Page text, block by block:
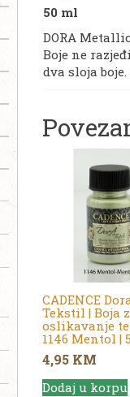
50 ml
DORA
Boje ne
dva sloja boje.
CADENCE
Tekstil | Boja
oslikavanje
1146 Mentol |
4,95 KM
Dodaj u korpu